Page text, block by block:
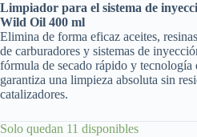
Limpiador para el sistema de
Wild Oil 400 ml
Elimina de forma eficaz aceites,
de carburadores y sistemas de
fórmula de secado rápido y tecnología
garantiza una limpieza absoluta sin
catalizadores.
Solo quedan 11 disponibles